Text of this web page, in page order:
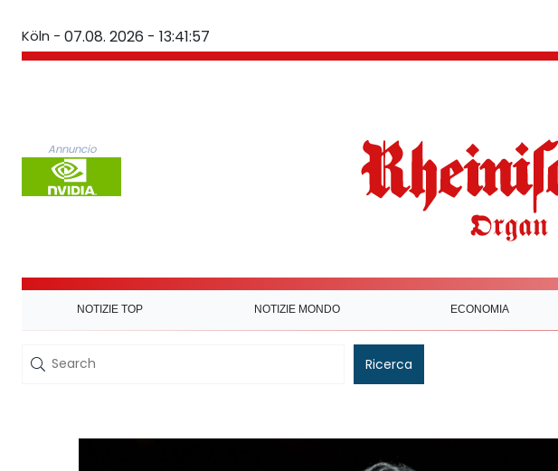
Köln - 07.08. 2026 - 13:41:58
Annuncio
NOTIZIE TOP NOTIZIE MONDO ECONOMIA
Ricerca